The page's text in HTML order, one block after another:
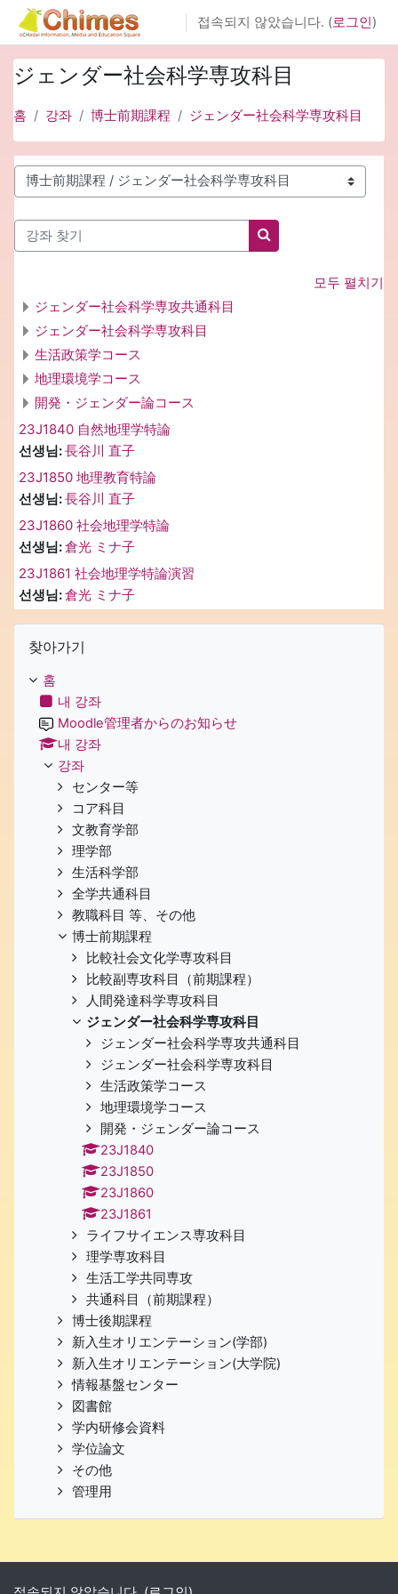
메인 콘텐츠로 건너뛰기
접속되지 않았습니다. (로그인)
ジェンダー社会科学専攻科目
홈 강좌 博士前期課程 ジェンダー社会科学専攻科目
강좌 범주
강좌 찾기
강좌 찾기
모두 펼치기
ジェンダー社会科学専攻共通科目
ジェンダー社会科学専攻科目
生活政策学コース
地理環境学コース
開発・ジェンダー論コース
23J1840 自然地理学特論
선생님:長谷川 直子
23J1850 地理教育特論
선생님:長谷川 直子
23J1860 社会地理学特論
선생님:倉光 ミナ子
23J1861 社会地理学特論演習
선생님:倉光 ミナ子
찾아가기
홈
내 강좌
Moodle管理者からのお知らせ
내 강좌
강좌
センター等
コア科目
文教育学部
理学部
生活科学部
全学共通科目
教職科目 等、その他
博士前期課程
比較社会文化学専攻科目
比較副専攻科目（前期課程）
人間発達科学専攻科目
ジェンダー社会科学専攻科目
ジェンダー社会科学専攻共通科目
ジェンダー社会科学専攻科目
生活政策学コース
地理環境学コース
開発・ジェンダー論コース
23J1840
23J1850
23J1860
23J1861
ライフサイエンス専攻科目
理学専攻科目
生活工学共同専攻
共通科目（前期課程）
博士後期課程
新入生オリエンテーション(学部)
新入生オリエンテーション(大学院)
情報基盤センター
図書館
学内研修会資料
学位論文
その他
管理用